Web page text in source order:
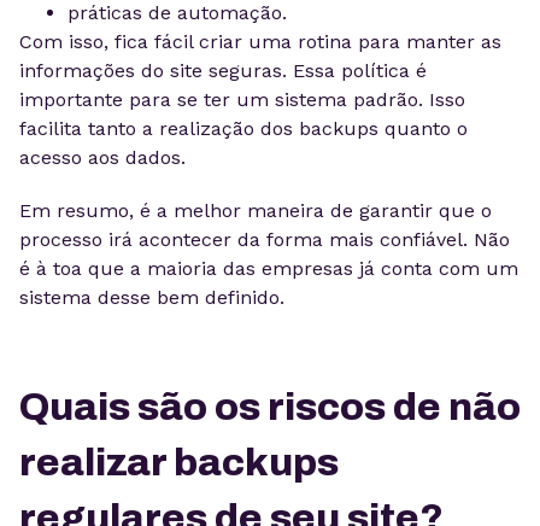
práticas de automação.
Com isso, fica fácil criar uma rotina para manter as
informações do site seguras. Essa política é
importante para se ter um sistema padrão. Isso
facilita tanto a realização dos backups quanto o
acesso aos dados.
Em resumo, é a melhor maneira de garantir que o
processo irá acontecer da forma mais confiável. Não
é à toa que a maioria das empresas já conta com um
sistema desse bem definido.
Quais são os riscos de não
realizar backups